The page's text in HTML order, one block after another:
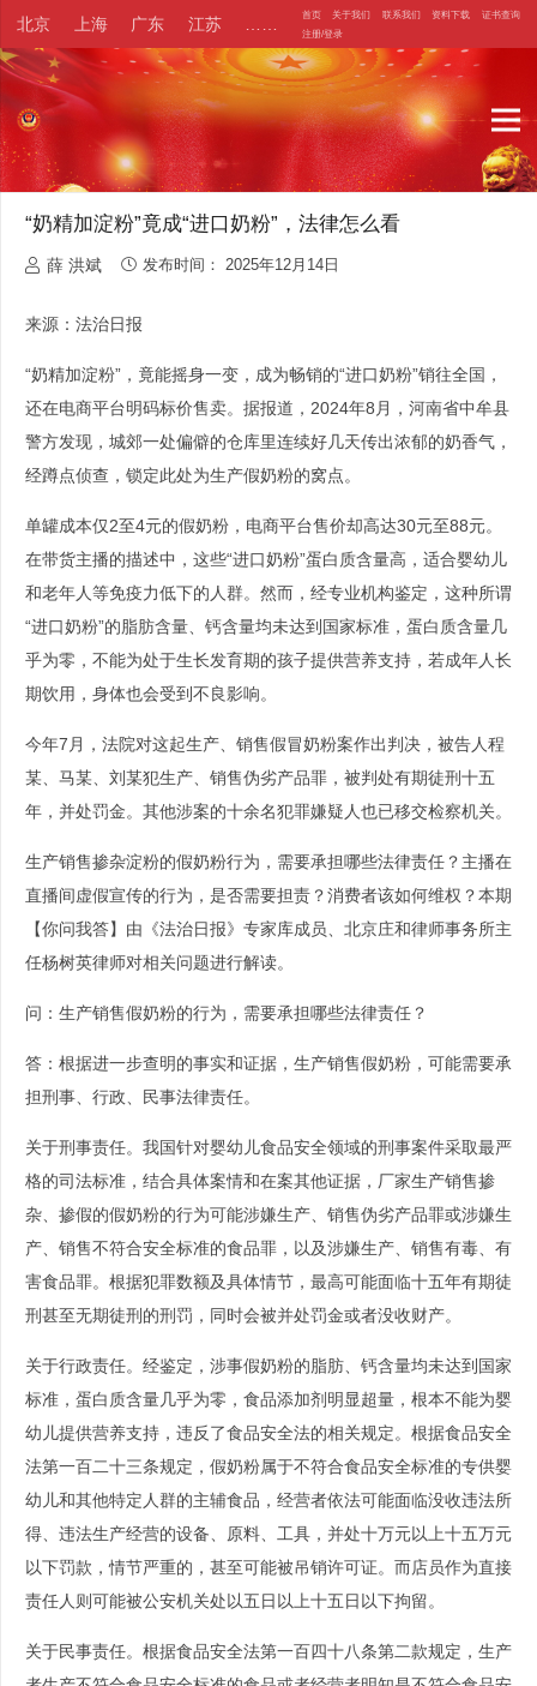
北京 上海 广东 江苏 首页 关于我们 联系我们 资料下载
证书查询
注册/登录
“奶精加淀粉”竟成“进口奶粉”，法律怎么看
薛 洪斌 发布时间：2025年12月14日
来源：法治日报
“奶精加淀粉”，竟能摇身一变，成为畅销的“进口奶粉”销往全国，
还在电商平台明码标价售卖。据报道，2024年8月，河南省中牟县
警方发现，城郊一处偏僻的仓库里连续好几天传出浓郁的奶香气，
经蹲点侦查，锁定此处为生产假奶粉的窝点。
单罐成本仅2至4元的假奶粉，电商平台售价却高达30元至88元。
在带货主播的描述中，这些“进口奶粉”蛋白质含量高，适合婴幼儿
和老年人等免疫力低下的人群。然而，经专业机构鉴定，这种所谓
“进口奶粉”的脂肪含量、钙含量均未达到国家标准，蛋白质含量几
乎为零，不能为处于生长发育期的孩子提供营养支持，若成年人长
期饮用，身体也会受到不良影响。
今年7月，法院对这起生产、销售假冒奶粉案作出判决，被告人程
某、马某、刘某犯生产、销售伪劣产品罪，被判处有期徒刑十五
年，并处罚金。其他涉案的十余名犯罪嫌疑人也已移交检察机关。
生产销售掺杂淀粉的假奶粉行为，需要承担哪些法律责任？主播在
直播间虚假宣传的行为，是否需要担责？消费者该如何维权？本期
【你问我答】由《法治日报》专家库成员、北京庄和律师事务所主
任杨树英律师对相关问题进行解读。
问：生产销售假奶粉的行为，需要承担哪些法律责任？
答：根据进一步查明的事实和证据，生产销售假奶粉，可能需要承
担刑事、行政、民事法律责任。
关于刑事责任。我国针对婴幼儿食品安全领域的刑事案件采取最严
格的司法标准，结合具体案情和在案其他证据，厂家生产销售掺
杂、掺假的假奶粉的行为可能涉嫌生产、销售伪劣产品罪或涉嫌生
产、销售不符合安全标准的食品罪，以及涉嫌生产、销售有毒、有
害食品罪。根据犯罪数额及具体情节，最高可能面临十五年有期徒
刑甚至无期徒刑的刑罚，同时会被并处罚金或者没收财产。
关于行政责任。经鉴定，涉事假奶粉的脂肪、钙含量均未达到国家
标准，蛋白质含量几乎为零，食品添加剂明显超量，根本不能为婴
幼儿提供营养支持，违反了食品安全法的相关规定。根据食品安全
法第一百二十三条规定，假奶粉属于不符合食品安全标准的专供婴
幼儿和其他特定人群的主辅食品，经营者依法可能面临没收违法所
得、违法生产经营的设备、原料、工具，并处十万元以上十五万元
以下罚款，情节严重的，甚至可能被吊销许可证。而店员作为直接
责任人则可能被公安机关处以五日以上十五日以下拘留。
关于民事责任。根据食品安全法第一百四十八条第二款规定，生产